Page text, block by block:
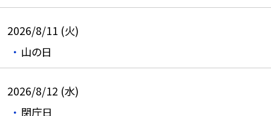
2026/8/11 (火)
山の日
2026/8/12 (水)
閉庁日